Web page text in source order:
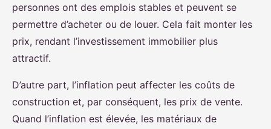
personnes ont des emplois stables et peuvent se
permettre d’acheter ou de louer. Cela fait monter les
prix, rendant l’investissement immobilier plus
attractif.
D’autre part, l’inflation peut affecter les coûts de
construction et, par conséquent, les prix de vente.
Quand l’inflation est élevée, les matériaux de